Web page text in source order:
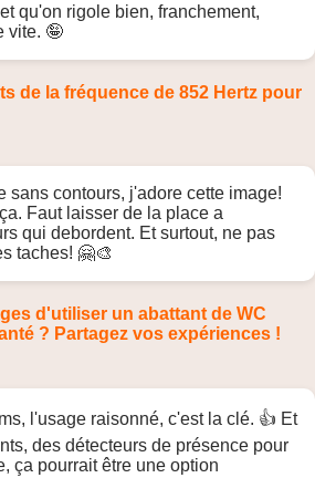
qu'on rigole bien, franchement,
vite. 🤪
de la fréquence de 852 Hertz pour
sans contours, j'adore cette image!
Faut laisser de la place a
qui debordent. Et surtout, ne pas
taches! 🤗🎨
d'utiliser un abattant de WC
? Partagez vos expériences !
l'usage raisonné, c'est la clé. 👍 Et
des détecteurs de présence pour
ça pourrait être une option